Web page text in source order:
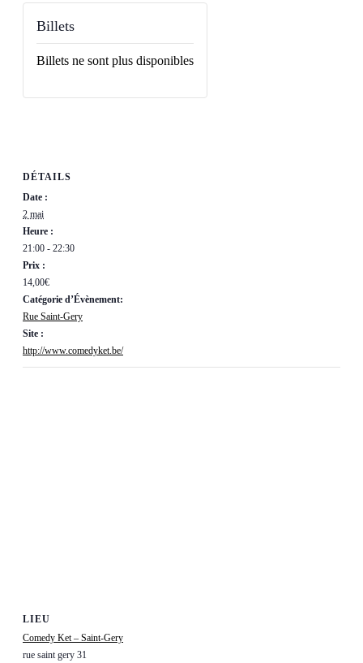
DÉTAILS
Date :
2 mai
Heure :
21:00 - 22:30
Prix :
14,00€
Catégorie d’Évènement:
Rue Saint-Gery
Site :
http://www.comedyket.be/
LIEU
Comedy Ket – Saint-Gery
rue saint gery 31
Billets
Billets ne sont plus disponibles